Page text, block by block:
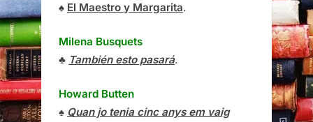
♠ El Maestro y Margarita.
Milena Busquets
♣ También esto pasará.
Howard Butten
♠ Quan jo tenia cinc anys em vaig